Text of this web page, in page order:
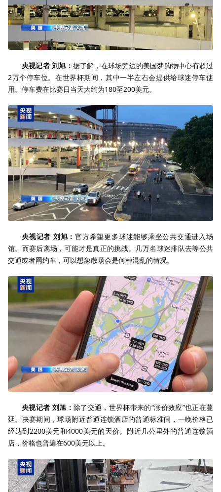
央视记者 刘旭： 据了解，在球场旁边的美国梦购物中心有超过
2万个停车位。在世界杯期间，其中一半左右会提供给球迷停车使
用。停车费在比赛日当天大约为180至200美元。
央视记者 刘旭：官方希望更多球迷能够乘坐公共交通进入场
馆。而赛后离场，可能才是真正的挑战。几万名球迷排队去等公共
交通或者网约车，可以想象散场会是何种混乱的情况。
央视记者 刘旭： 除了交通，世界杯带来的“涨价效应”也正在蔓
延。决赛期间，球场附近普通连锁酒店的普通标准间，一晚价格已
经达到2200美元和4000美元的天价。附近几公里外的普通连锁酒
店，价格也普遍在600美元以上。